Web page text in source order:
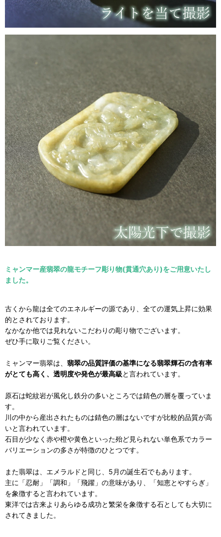
ミャンマー産翡翠の龍モチーフ彫り物(貫通穴あり)をご用意いたし
ました。
古くから龍は全てのエネルギーの源であり、全ての運気上昇に効果
的とされております。
なかなか他では見れないこだわりの彫り物でございます。
ぜひ手に取りご覧ください。
ミャンマー翡翠は、 翡翠の品質評価の基準になる翡翠輝石の含有率
がとても高く、透明度や発色が最高級と言われています。
原石は蛇紋岩が風化し鉄分の多いところでは錆色の層を覆っていま
す。
川の中から産出されたものは錆色の層はないですが比較的品質が高
いと言われています。
石目が少なく赤や橙や黄色といった殆ど見られない単色系でカラー
バリエーションの多さが特徴のひとつです。
また翡翠は、エメラルドと同じ、5月の誕生石でもあります。
主に「忍耐」「調和」「飛躍」の意味があり、「知恵とやすらぎ」
を象徴すると言われています。
東洋では古来よりあらゆる成功と繁栄を象徴する石としても大切に
されてきました。